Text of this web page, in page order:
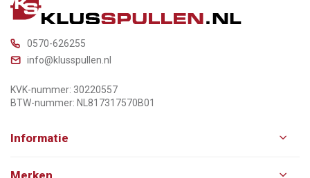
0570-626255
info@klusspullen.nl
KVK-nummer: 30220557
BTW-nummer: NL817317570B01
Informatie
Merken